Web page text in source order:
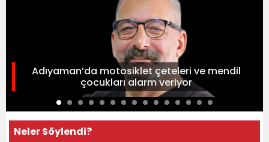
Adıyaman’da motosiklet çeteleri ve mendil
çocukları alarm veriyor
Neler Söylendi?